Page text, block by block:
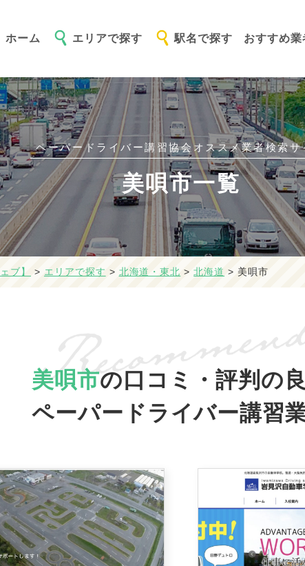
ホーム エリアで探す 駅名で探す おすすめ業
ペーパードライバー講習協会オススメ業者検索サ
美唄市一覧
ブ】 > エリアで探す > 北海道・東北 >北海道 > 美唄市
美唄市の口コミ・評判の
ペーパードライバー講習